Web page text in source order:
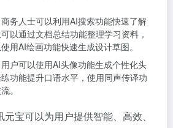
商务人士可以利用AI搜索功能快速了解
以通过文档总结功能整理学习资料，
用AI绘画功能快速生成设计草图。
用户可以使用AI头像功能生成个性化头
功能提升口语水平，使用同声传译功
。
宝可以为用户提供智能、高效、